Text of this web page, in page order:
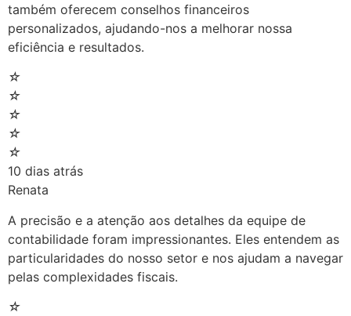
também oferecem conselhos financeiros
personalizados, ajudando-nos a melhorar nossa
eficiência e resultados.
☆
☆
☆
☆
☆
10 dias atrás
Renata
A precisão e a atenção aos detalhes da equipe de
contabilidade foram impressionantes. Eles entendem as
particularidades do nosso setor e nos ajudam a navegar
pelas complexidades fiscais.
☆